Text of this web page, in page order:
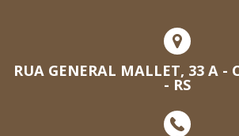
RUA GENERAL MALLET, 33 A -
- RS